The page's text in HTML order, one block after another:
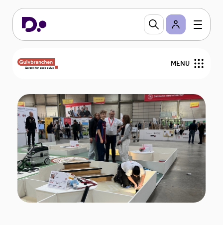
MENU
Nyheder
Arrangementer
Gulvfakta
GVK
For medlemmer